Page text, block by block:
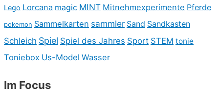
Lego Lorcana magic MINT Mitnehmexperimente Pferde
pokemon Sammelkarten sammler Sand Sandkasten
Schleich Spiel Spiel des Jahres Sport STEM tonie
Toniebox Us-Model Wasser
Im Focus